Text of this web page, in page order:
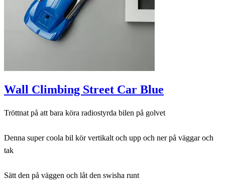
Wall Climbing Street Car Blue
Tröttnat på att bara köra radiostyrda bilen på golvet
Denna super coola bil kör vertikalt och upp och ner på väggar och
tak
Sätt den på väggen och låt den swisha runt